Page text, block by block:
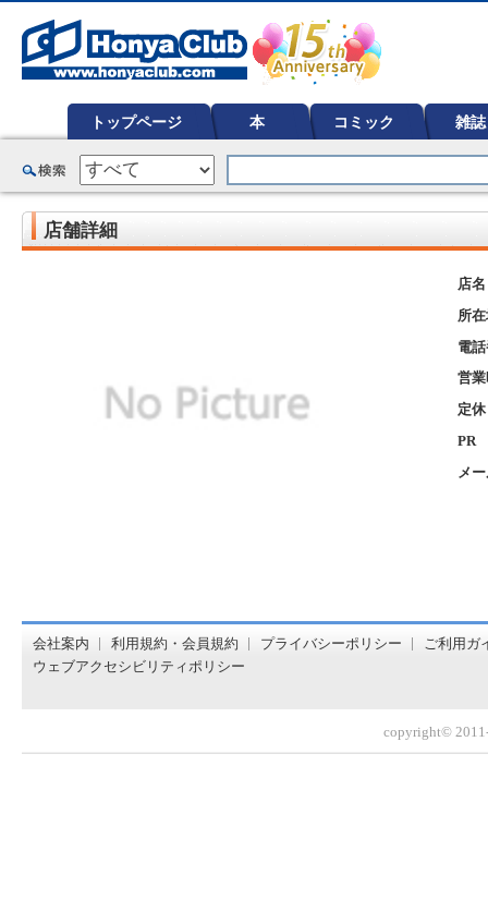
トップページ 本 コミック 雑誌
ど在庫も充実
店舗詳細
店名
所
電
営
定
PR
メ
会社案内 利用規約・会員規約 プライバシーポリシー
ご利用ガ
ウェブアクセシビリティポリシー
copyright©